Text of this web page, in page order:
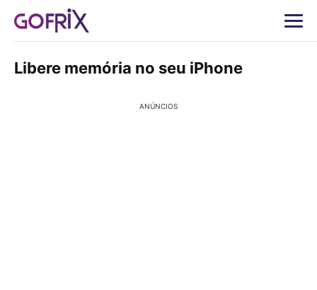
Libere memória no seu iPhone
ANÚNCIOS